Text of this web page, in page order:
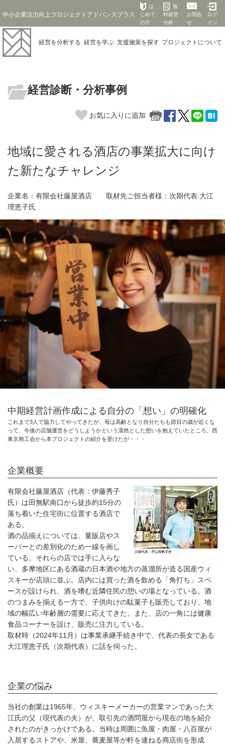
中小企業活力向上プロジェクトアドバンスプラス
は
じめて
の方
無
料経営
分析
お問合
せ
ログ
イン
経営を分析する 経営を学ぶ 支援施策を探す プロジェクト について
経営診断・分析事例
お気に入りに追加
地域に愛される酒店の事業拡大に向け
た新たなチャレンジ
企業名：有限会社藤屋酒店 取材先ご担当者様：次期代表:大江
理恵子氏
中期経営計画作成による自分の「想い」の明確化
これまで3人で協力してやってきたが、母は高齢となり自分たちも節目の歳が近くな
って、今後の店舗運営をどうしようかという漠然とした想いを抱えていたところ、西
東京商工会から本プロジェクトの紹介を受けたが・・・
企業概要
有限会社藤屋酒店（代表：伊藤秀子
氏）は田無駅南口から徒歩約15分の
落ち着いた住宅街に位置する酒店で
ある。
酒の品揃えについては、量販店やス
ーパーとの差別化のため一線を画し
ている。それらの店では手に入らな
い、多摩地区にある酒蔵の日本酒や地方の蒸溜所が造る国産ウィ
スキーが店頭に並ぶ。店内には買った酒を飲める「角打ち」スペ
ースが設けられ、酒を嗜む近隣住民の憩いの場となっている。酒
のつまみを揃える一方で、子供向けの駄菓子も販売しており、地
域の幅広い年齢層の需要に応えてきた。また、店の一角には健康
食品コーナーを設け、販売に注力している。
取材時（2024年11月）は事業承継手続き中で、代表の長女である
大江理恵子氏（次期代表）に話を伺った。
企業の悩み
当社の創業は1965年、ウィスキーメーカーの営業マンであった大
江氏の父（現代表の夫）が、取引先の酒問屋から現在の地を紹介
されたのがきっかけである。当時は周囲に魚屋・肉屋・八百屋が
入居するストアや、米屋、蕎麦屋等が軒を連ねる商店街を形成